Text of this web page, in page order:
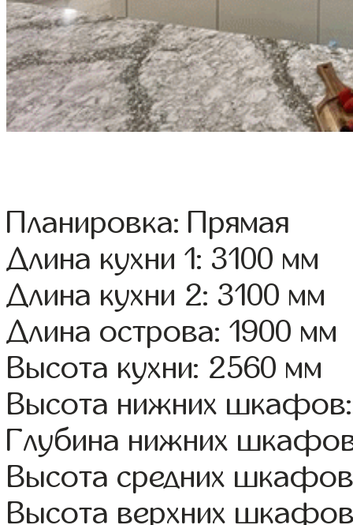
Планировка: Прямая
Длина кухни 1: 3100 мм
Длина кухни 2: 3100 мм
Длина острова: 1900 мм
Высота кухни: 2560 мм
Высота нижних
Глубина нижних
Высота средних
Высота верхних